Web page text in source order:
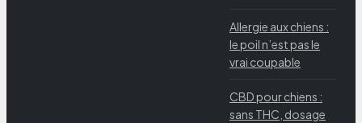
Allergie aux chiens :
le poil n’est pas le
vrai coupable
CBD pour chiens :
sans THC, dosage